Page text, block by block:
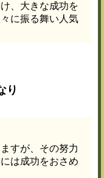
、大きな成功を
に振る舞い人気
り
すが、その努力
は成功をおさめ